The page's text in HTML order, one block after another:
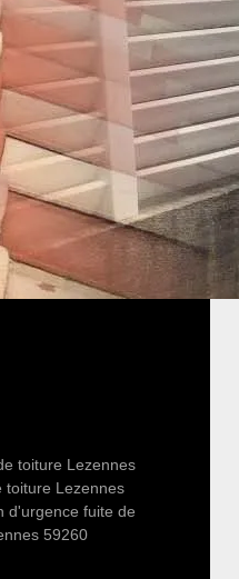
toiture Lezennes
toiture Lezennes
d'urgence fuite de
59260